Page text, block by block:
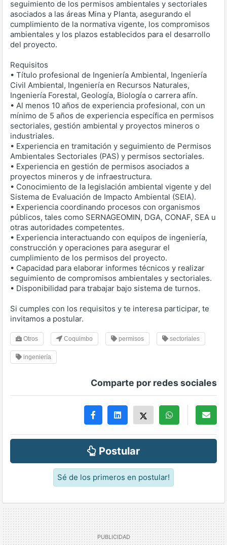
seguimiento de los permisos ambientales y sectoriales
asociados a las áreas Mina y Planta, asegurando el
cumplimiento de la normativa vigente, los compromisos
ambientales y los plazos establecidos para el desarrollo
del proyecto.
Requisitos
• Título profesional de Ingeniería Ambiental, Ingeniería
Civil Ambiental, Ingeniería en Recursos Naturales,
Ingeniería Forestal, Geología, Biología o carrera afín.
• Al menos 10 años de experiencia profesional, con un
mínimo de 5 años de experiencia específica en permisos
sectoriales, gestión ambiental y proyectos mineros o
industriales.
• Experiencia en tramitación y seguimiento de Permisos
Ambientales Sectoriales (PAS) y permisos sectoriales.
• Experiencia en gestión de permisos asociados a
proyectos mineros y de infraestructura.
• Conocimiento de la legislación ambiental vigente y del
Sistema de Evaluación de Impacto Ambiental (SEIA).
• Experiencia coordinando procesos con organismos
públicos, tales como SERNAGEOMIN, DGA, CONAF, SEA u
otras autoridades competentes.
• Experiencia interactuando con equipos de ingeniería,
construcción y operaciones para asegurar el
cumplimiento de los permisos del proyecto.
• Capacidad para elaborar informes técnicos y realizar
seguimiento de compromisos ambientales y sectoriales.
• Disponibilidad para trabajar bajo sistema de turnos.
Si cumples con los requisitos y te interesa participar, te
invitamos a postular.
Otros Coquimbo permisos sectoriales
ingeniería
Comparte por redes sociales
Postular
Sé de los primeros en postular!